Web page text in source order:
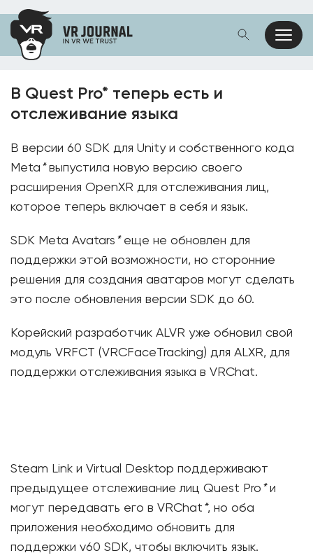
В Quest Pro* теперь есть и
отслеживание языка
В версии 60 SDK для Unity и собственного кода
Meta *выпустила новую версию своего
расширения OpenXR для отслеживания лиц,
которое теперь включает в себя и язык.
SDK Meta Avatars *еще не обновлен для
поддержки этой возможности, но сторонние
решения для создания аватаров могут сделать
это после обновления версии SDK до 60.
Корейский разработчик ALVR уже обновил свой
модуль VRFCT (VRCFaceTracking) для ALXR, для
поддержки отслеживания языка в VRChat.
Steam Link и Virtual Desktop поддерживают
предыдущее отслеживание лиц Quest Pro *и
могут передавать его в VRChat *, но оба
приложения необходимо обновить для
поддержки v60 SDK, чтобы включить язык.